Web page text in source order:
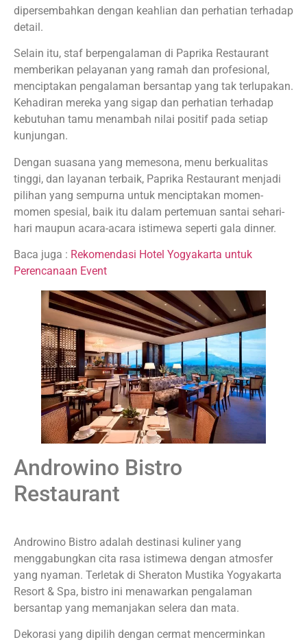
dipersembahkan dengan keahlian dan perhatian terhadap
detail.
Selain itu, staf berpengalaman di Paprika Restaurant
memberikan pelayanan yang ramah dan profesional,
menciptakan pengalaman bersantap yang tak terlupakan.
Kehadiran mereka yang sigap dan perhatian terhadap
kebutuhan tamu menambah nilai positif pada setiap
kunjungan.
Dengan suasana yang memesona, menu berkualitas
tinggi, dan layanan terbaik, Paprika Restaurant menjadi
pilihan yang sempurna untuk menciptakan momen-
momen spesial, baik itu dalam pertemuan santai sehari-
hari maupun acara-acara istimewa seperti gala dinner.
Baca juga : Rekomendasi Hotel Yogyakarta untuk
Perencanaan Event
Androwino Bistro
Restaurant
Androwino Bistro adalah destinasi kuliner yang
menggabungkan cita rasa istimewa dengan atmosfer
yang nyaman. Terletak di Sheraton Mustika Yogyakarta
Resort & Spa, bistro ini menawarkan pengalaman
bersantap yang memanjakan selera dan mata.
Dekorasi yang dipilih dengan cermat mencerminkan